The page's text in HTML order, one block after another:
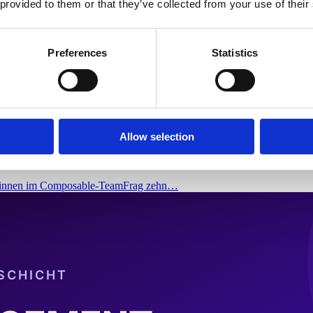
to them or that they’ve collected from your use of
Preferences Statistics
Allow selection
Die Rolle der Frontend-
im Composable-TeamFrag zehn…